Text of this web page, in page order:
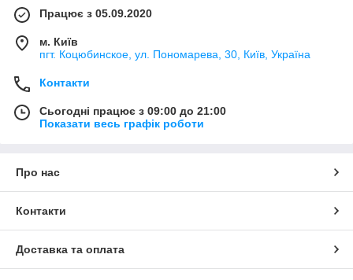
Працює з 05.09.2020
м. Київ
пгт. Коцюбинское, ул. Пономарева, 30, Київ, Україна
Контакти
Сьогодні працює з 09:00 до 21:00
Показати весь графік роботи
Про нас
Контакти
Доставка та оплата